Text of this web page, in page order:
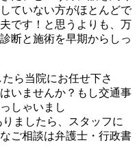
ていない方がほとんどで
です！と思うよりも、万
断と施術を早期からしっ
ら当院にお任せ下さ
いませんか？もし交通事
しゃいまし
ましたら、スタッフに
ご相談は弁護士・行政書